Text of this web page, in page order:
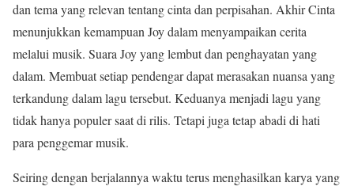
dan tema yang relevan tentang cinta dan perpisahan. Akhir Cinta
menunjukkan kemampuan Joy dalam menyampaikan cerita
melalui musik. Suara Joy yang lembut dan penghayatan yang
dalam. Membuat setiap pendengar dapat merasakan nuansa yang
terkandung dalam lagu tersebut. Keduanya menjadi lagu yang
tidak hanya populer saat di rilis. Tetapi juga tetap abadi di hati
para penggemar musik.
Seiring dengan berjalannya waktu terus menghasilkan karya yang